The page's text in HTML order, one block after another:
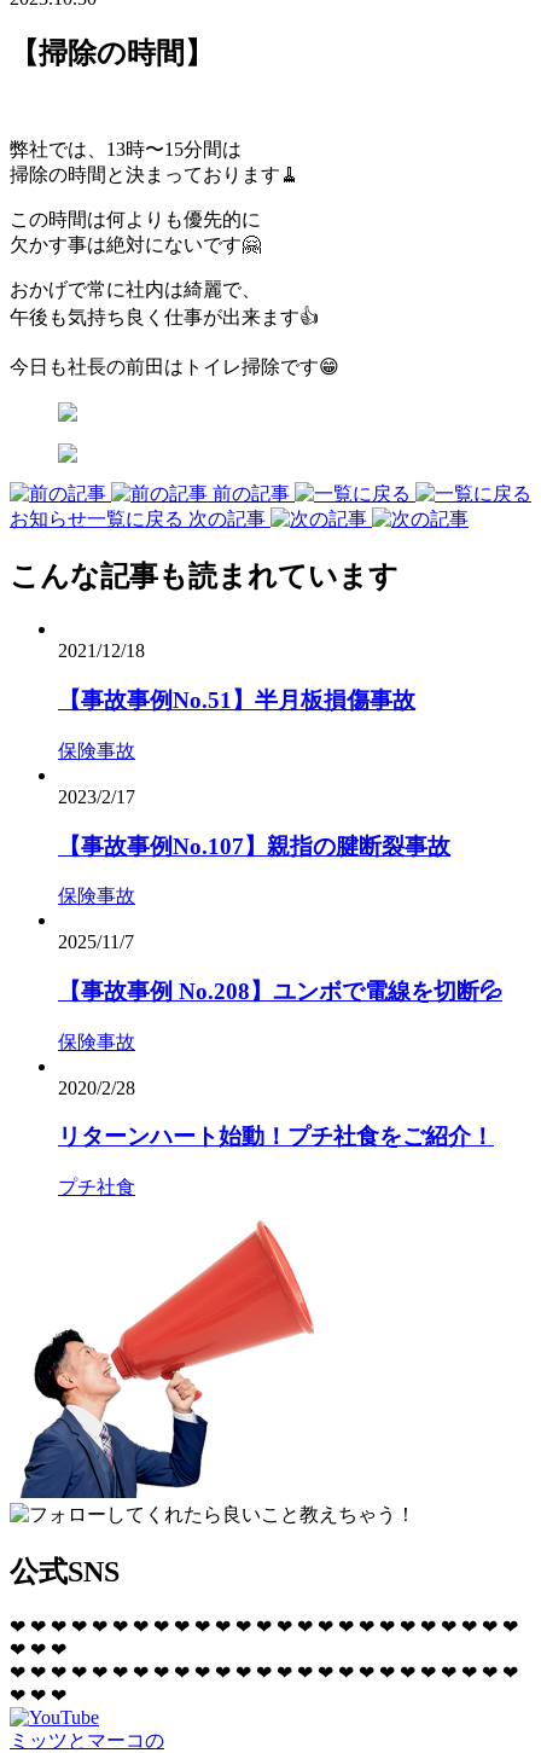
【掃除の時間】
弊社では、13時〜15分間は
掃除の時間と決まっております🧹
この時間は何よりも優先的に
欠かす事は絶対にないです🤗
おかげで常に社内は綺麗で、
午後も気持ち良く仕事が出来ます👍
今日も社長の前田はトイレ掃除です😁
前の記事
お知らせ一覧に戻る 次の記事
こんな記事も読まれています
2021/12/18
【事故事例No.51】半月板損傷事故
保険事故
2023/2/17
【事故事例No.107】親指の腱断裂事故
保険事故
2025/11/7
【事故事例 No.208】ユンボで電線を切断💦
保険事故
2020/2/28
リターンハート始動︎！プチ社食をご紹介！
プチ社食
公式SNS
❤ ❤ ❤ ❤ ❤ ❤ ❤ ❤ ❤ ❤ ❤ ❤ ❤ ❤ ❤ ❤ ❤ ❤ ❤ ❤ ❤ ❤ ❤ ❤ ❤
❤ ❤ ❤
❤ ❤ ❤ ❤ ❤ ❤ ❤ ❤ ❤ ❤ ❤ ❤ ❤ ❤ ❤ ❤ ❤ ❤ ❤ ❤ ❤ ❤ ❤ ❤ ❤
❤ ❤ ❤
ミッツとマーコの